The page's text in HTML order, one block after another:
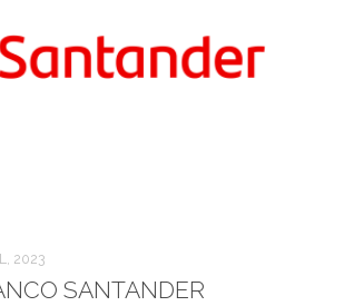
2023
SANTANDER